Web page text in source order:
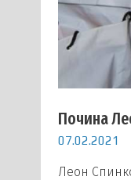
Почина
07.02.2021
Леон